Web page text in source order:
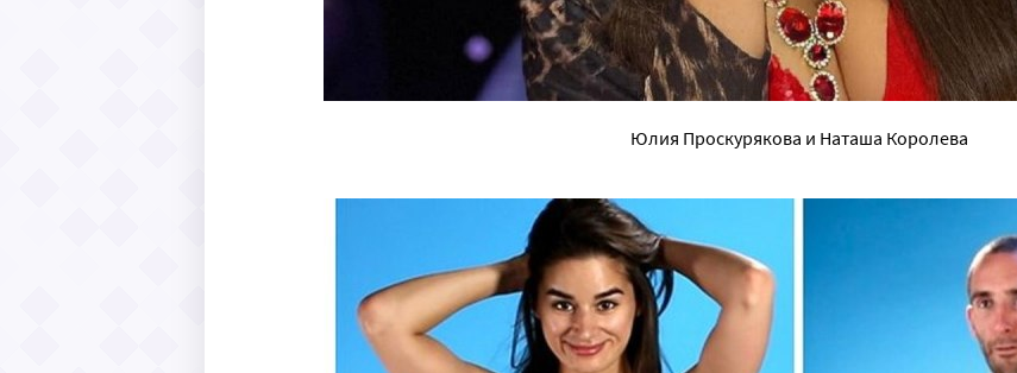
Юлия Проскурякова и Наташа Королева